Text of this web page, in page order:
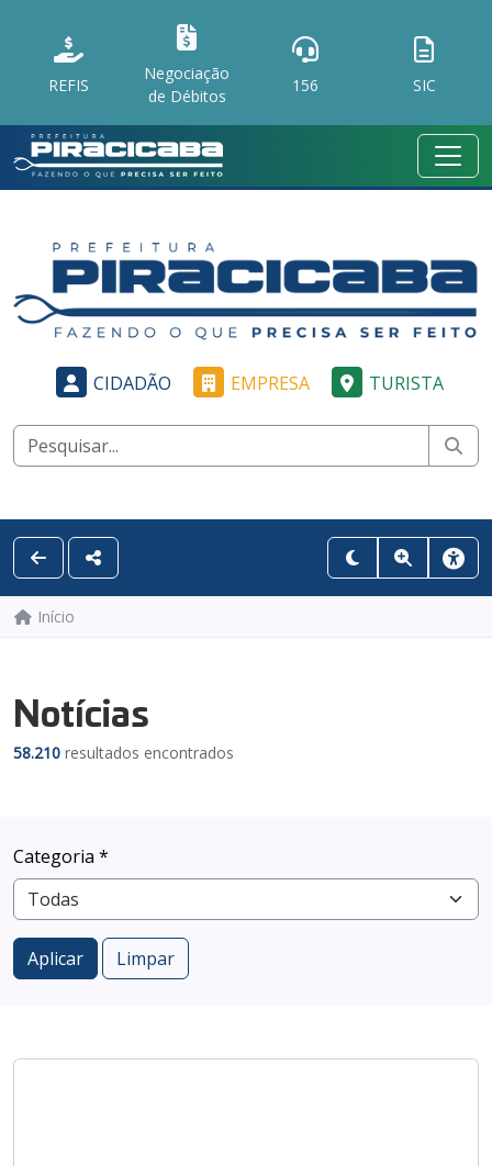
REFIS
Negociação
de Débitos
156 SIC
CIDADÃO EMPRESA TURISTA
Início
Notícias
58.210 resultados encontrados
Categoria *
Aplicar Limpar